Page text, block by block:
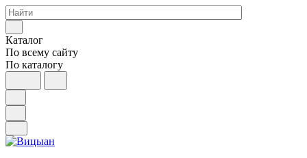
Каталог
По всему сайту
По каталогу